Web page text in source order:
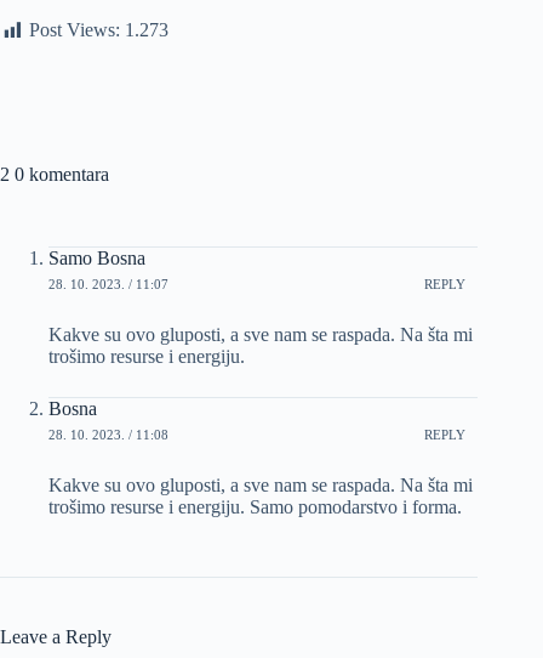
Post Views: 1.273
2 0 komentara
Samo Bosna
28. 10. 2023. / 11:07 REPLY
Kakve su ovo gluposti, a sve nam se raspada. Na šta mi
trošimo resurse i energiju.
Bosna
28. 10. 2023. / 11:08 REPLY
Kakve su ovo gluposti, a sve nam se raspada. Na šta mi
trošimo resurse i energiju. Samo pomodarstvo i forma.
Leave a Reply